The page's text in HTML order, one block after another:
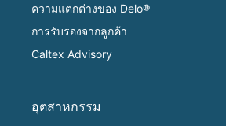
ความแตกต่างของ Delo®
การรับรองจากลูกค้า
Caltex Advisory
อุตสาหกรรม